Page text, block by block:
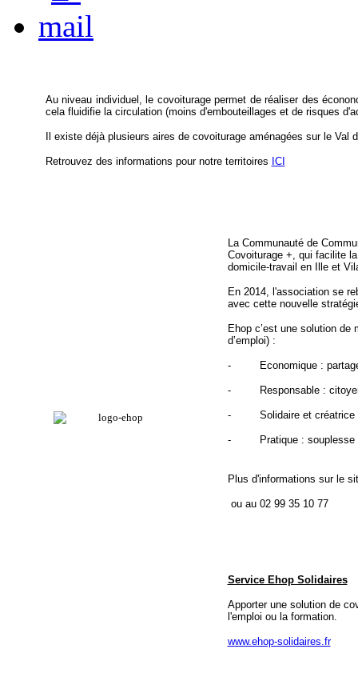
Au niveau individuel, le covoiturage permet de réaliser des
cela fluidifie la circulation (moins d'embouteillages et de risques
Il existe déjà plusieurs aires de covoiturage aménagées sur le Val
Retrouvez des informations pour notre territoires ICI
La Communauté de
Covoiturage +, qui facilite
domicile-travail en Ille et
En 2014, l'association se
avec cette nouvelle
Ehop c’est une solution
d’emploi) :
- Economique : partage
- Responsable : citoyen
- Solidaire et créatrice
- Pratique : souplesse et
Plus d'informations sur le
ou au 02 99 35 10 77
Service Ehop Solidaires
Apporter une solution de
l'emploi ou la formation.
www.ehop-solidaires.fr